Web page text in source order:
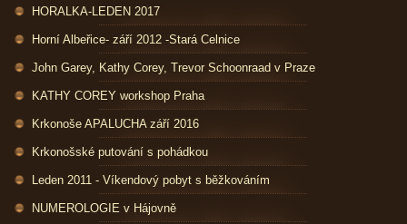
HORALKA-LEDEN 2017
Horní Albeřice- září 2012 -Stará Celnice
John Garey, Kathy Corey, Trevor Schoonraad v Praze
KATHY COREY workshop Praha
Krkonoše APALUCHA září 2016
Krkonošské putování s pohádkou
Leden 2011 - Víkendový pobyt s běžkováním
NUMEROLOGIE v Hájovně